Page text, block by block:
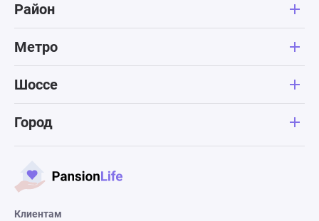
Район
Метро
Шоссе
Город
Клиентам